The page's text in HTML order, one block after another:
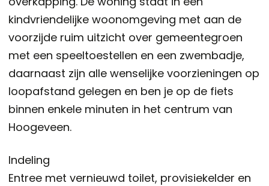
kindvriendelijke woonomgeving met aan de
voorzijde ruim uitzicht over gemeentegroen
met een speeltoestellen en een zwembadje,
daarnaast zijn alle wenselijke voorzieningen op
loopafstand gelegen en ben je op de fiets
binnen enkele minuten in het centrum van
Hoogeveen.
Indeling
Entree met vernieuwd toilet, provisiekelder en